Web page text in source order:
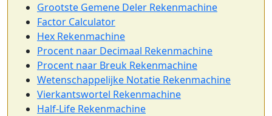
Grootste Gemene Deler Rekenmachine
Factor Calculator
Hex Rekenmachine
Procent naar Decimaal Rekenmachine
Procent naar Breuk Rekenmachine
Wetenschappelijke Notatie Rekenmachine
Vierkantswortel Rekenmachine
Half-Life Rekenmachine